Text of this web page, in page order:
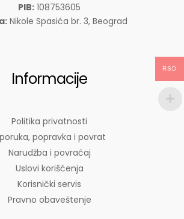
PIB: 108753605
Nikole Spasića br. 3, Beograd
Informacije
Politika privatnosti
popravka i povrat
Narudžba i povraćaj
Uslovi korišćenja
Korisnički servis
Pravno obaveštenje
RSD